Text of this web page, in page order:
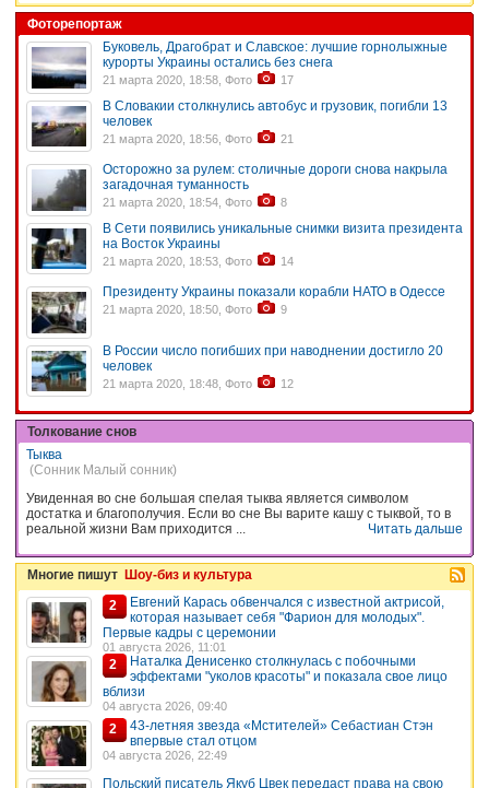
Фоторепортаж
Буковель, Драгобрат и Славское: лучшие горнолыжные
курорты Украины остались без снега
21 марта 2020, 18:58, Фото 17
В Словакии столкнулись автобус и грузовик, погибли 13
человек
21 марта 2020, 18:56, Фото 21
Осторожно за рулем: столичные дороги снова накрыла
загадочная туманность
21 марта 2020, 18:54, Фото 8
В Сети появились уникальные снимки визита президента
на Восток Украины
21 марта 2020, 18:53, Фото 14
Президенту Украины показали корабли НАТО в Одессе
21 марта 2020, 18:50, Фото 9
В России число погибших при наводнении достигло 20
человек
21 марта 2020, 18:48, Фото 12
Толкование снов
Тыква
(Сонник Малый сонник)
Увиденная во сне большая спелая тыква является символом
достатка и благополучия. Если во сне Вы варите кашу с тыквой, то в
реальной жизни Вам приходится ...
Читать дальше
Многие пишут Шоу-биз и культура
2
Евгений Карась обвенчался с известной актрисой,
которая называет себя "Фарион для молодых".
Первые кадры с церемонии
01 августа 2026, 11:01
2
Наталка Денисенко столкнулась с побочными
эффектами "уколов красоты" и показала свое лицо
вблизи
04 августа 2026, 09:40
2
43-летняя звезда «Мстителей» Себастиан Стэн
впервые стал отцом
04 августа 2026, 22:49
Польский писатель Якуб Цвек передаст права на свою